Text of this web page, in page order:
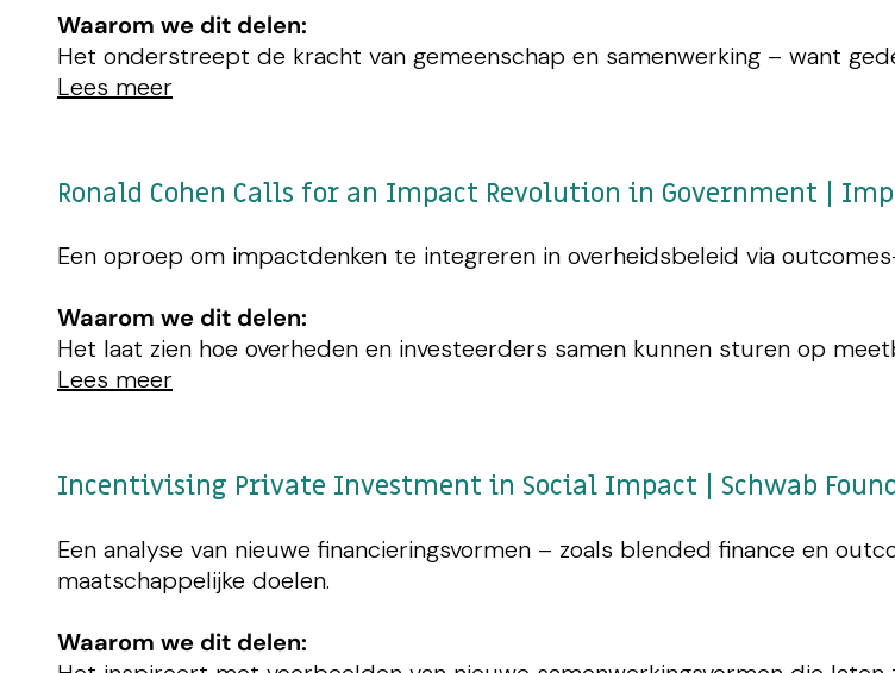
Waarom we dit delen:
Het onderstreept de kracht van gemeenschap en samenwerking – want
Lees meer
Ronald Cohen Calls for an Impact Revolution in Government |
Een oproep om impactdenken te integreren in overheidsbeleid via
Waarom we dit delen:
Het laat zien hoe overheden en investeerders samen kunnen sturen op
Lees meer
Incentivising Private Investment in Social Impact | Schwab
Een analyse van nieuwe financieringsvormen – zoals blended finance en
maatschappelijke doelen.
Waarom we dit delen: